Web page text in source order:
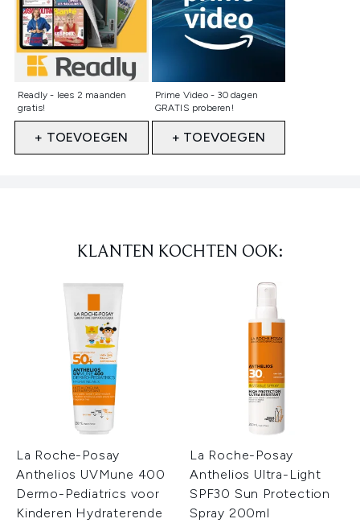
Readly - lees 2 maanden
gratis!
Niet geselecteerd
+ TOEVOEGEN
Prime Video - 30 dagen
GRATIS proberen!
Niet geselecteerd
+ TOEVOEGEN
KLANTEN KOCHTEN OOK:
La Roche-Posay
Anthelios UVMune 400
Dermo-Pediatrics voor
Kinderen Hydraterende
La Roche-Posay
Anthelios Ultra-Light
SPF30 Sun Protection
Spray 200ml